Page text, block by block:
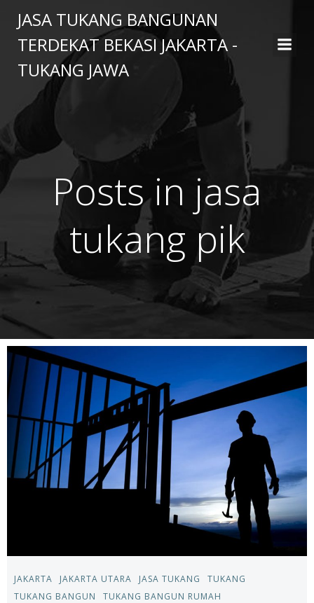
to
content
JASA TUKANG BANGUNAN
TERDEKAT BEKASI JAKARTA -
TUKANG JAWA
Posts in jasa
tukang pik
JAKARTA JAKARTA UTARA JASA TUKANG
TUKANG
TUKANG BANGUN
TUKANG BANGUN RUMAH